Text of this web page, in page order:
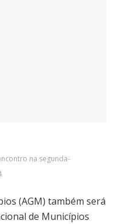
na segunda-
(AGM) também será
de Municípios